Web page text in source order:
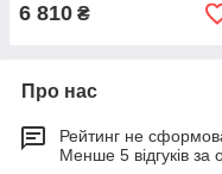
6 810 ₴
Про нас
Рейтинг не
Менше 5 відгуків за